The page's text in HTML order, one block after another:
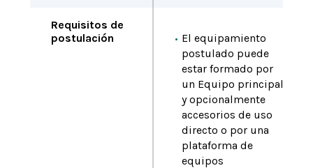
Requisitos de
postulación
El equipamiento
postulado puede
estar formado por
un Equipo principal
y opcionalmente
accesorios de uso
directo o por una
plataforma de
equipos